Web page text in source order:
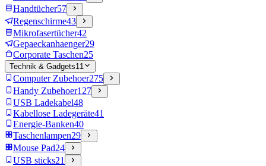
Handtücher57
Regenschirme43
Mikrofasertücher42
Gepaeckanhaenger29
Corporate Taschen25
Technik & Gadgets11
Computer Zubehoer275
Handy Zubehoer127
USB Ladekabel48
Kabellose Ladegeräte41
Energie-Banken40
Taschenlampen29
Mouse Pad24
USB sticks21